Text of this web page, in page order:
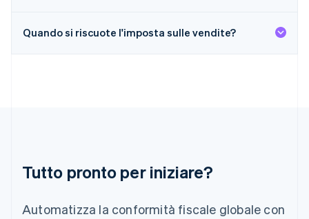
Quando si riscuote l'imposta sulle vendite?
Tutto pronto per iniziare?
Automatizza la conformità fiscale globale con
Lussemburgo
FrançaisDeutschEnglish
Nuova Zelanda
Paesi Bassi